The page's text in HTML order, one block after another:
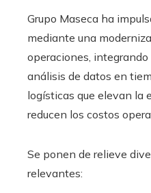
Grupo Maseca ha
mediante una
operaciones,
análisis de datos en
logísticas que elevan la
reducen los costos
Se ponen de relieve
relevantes: